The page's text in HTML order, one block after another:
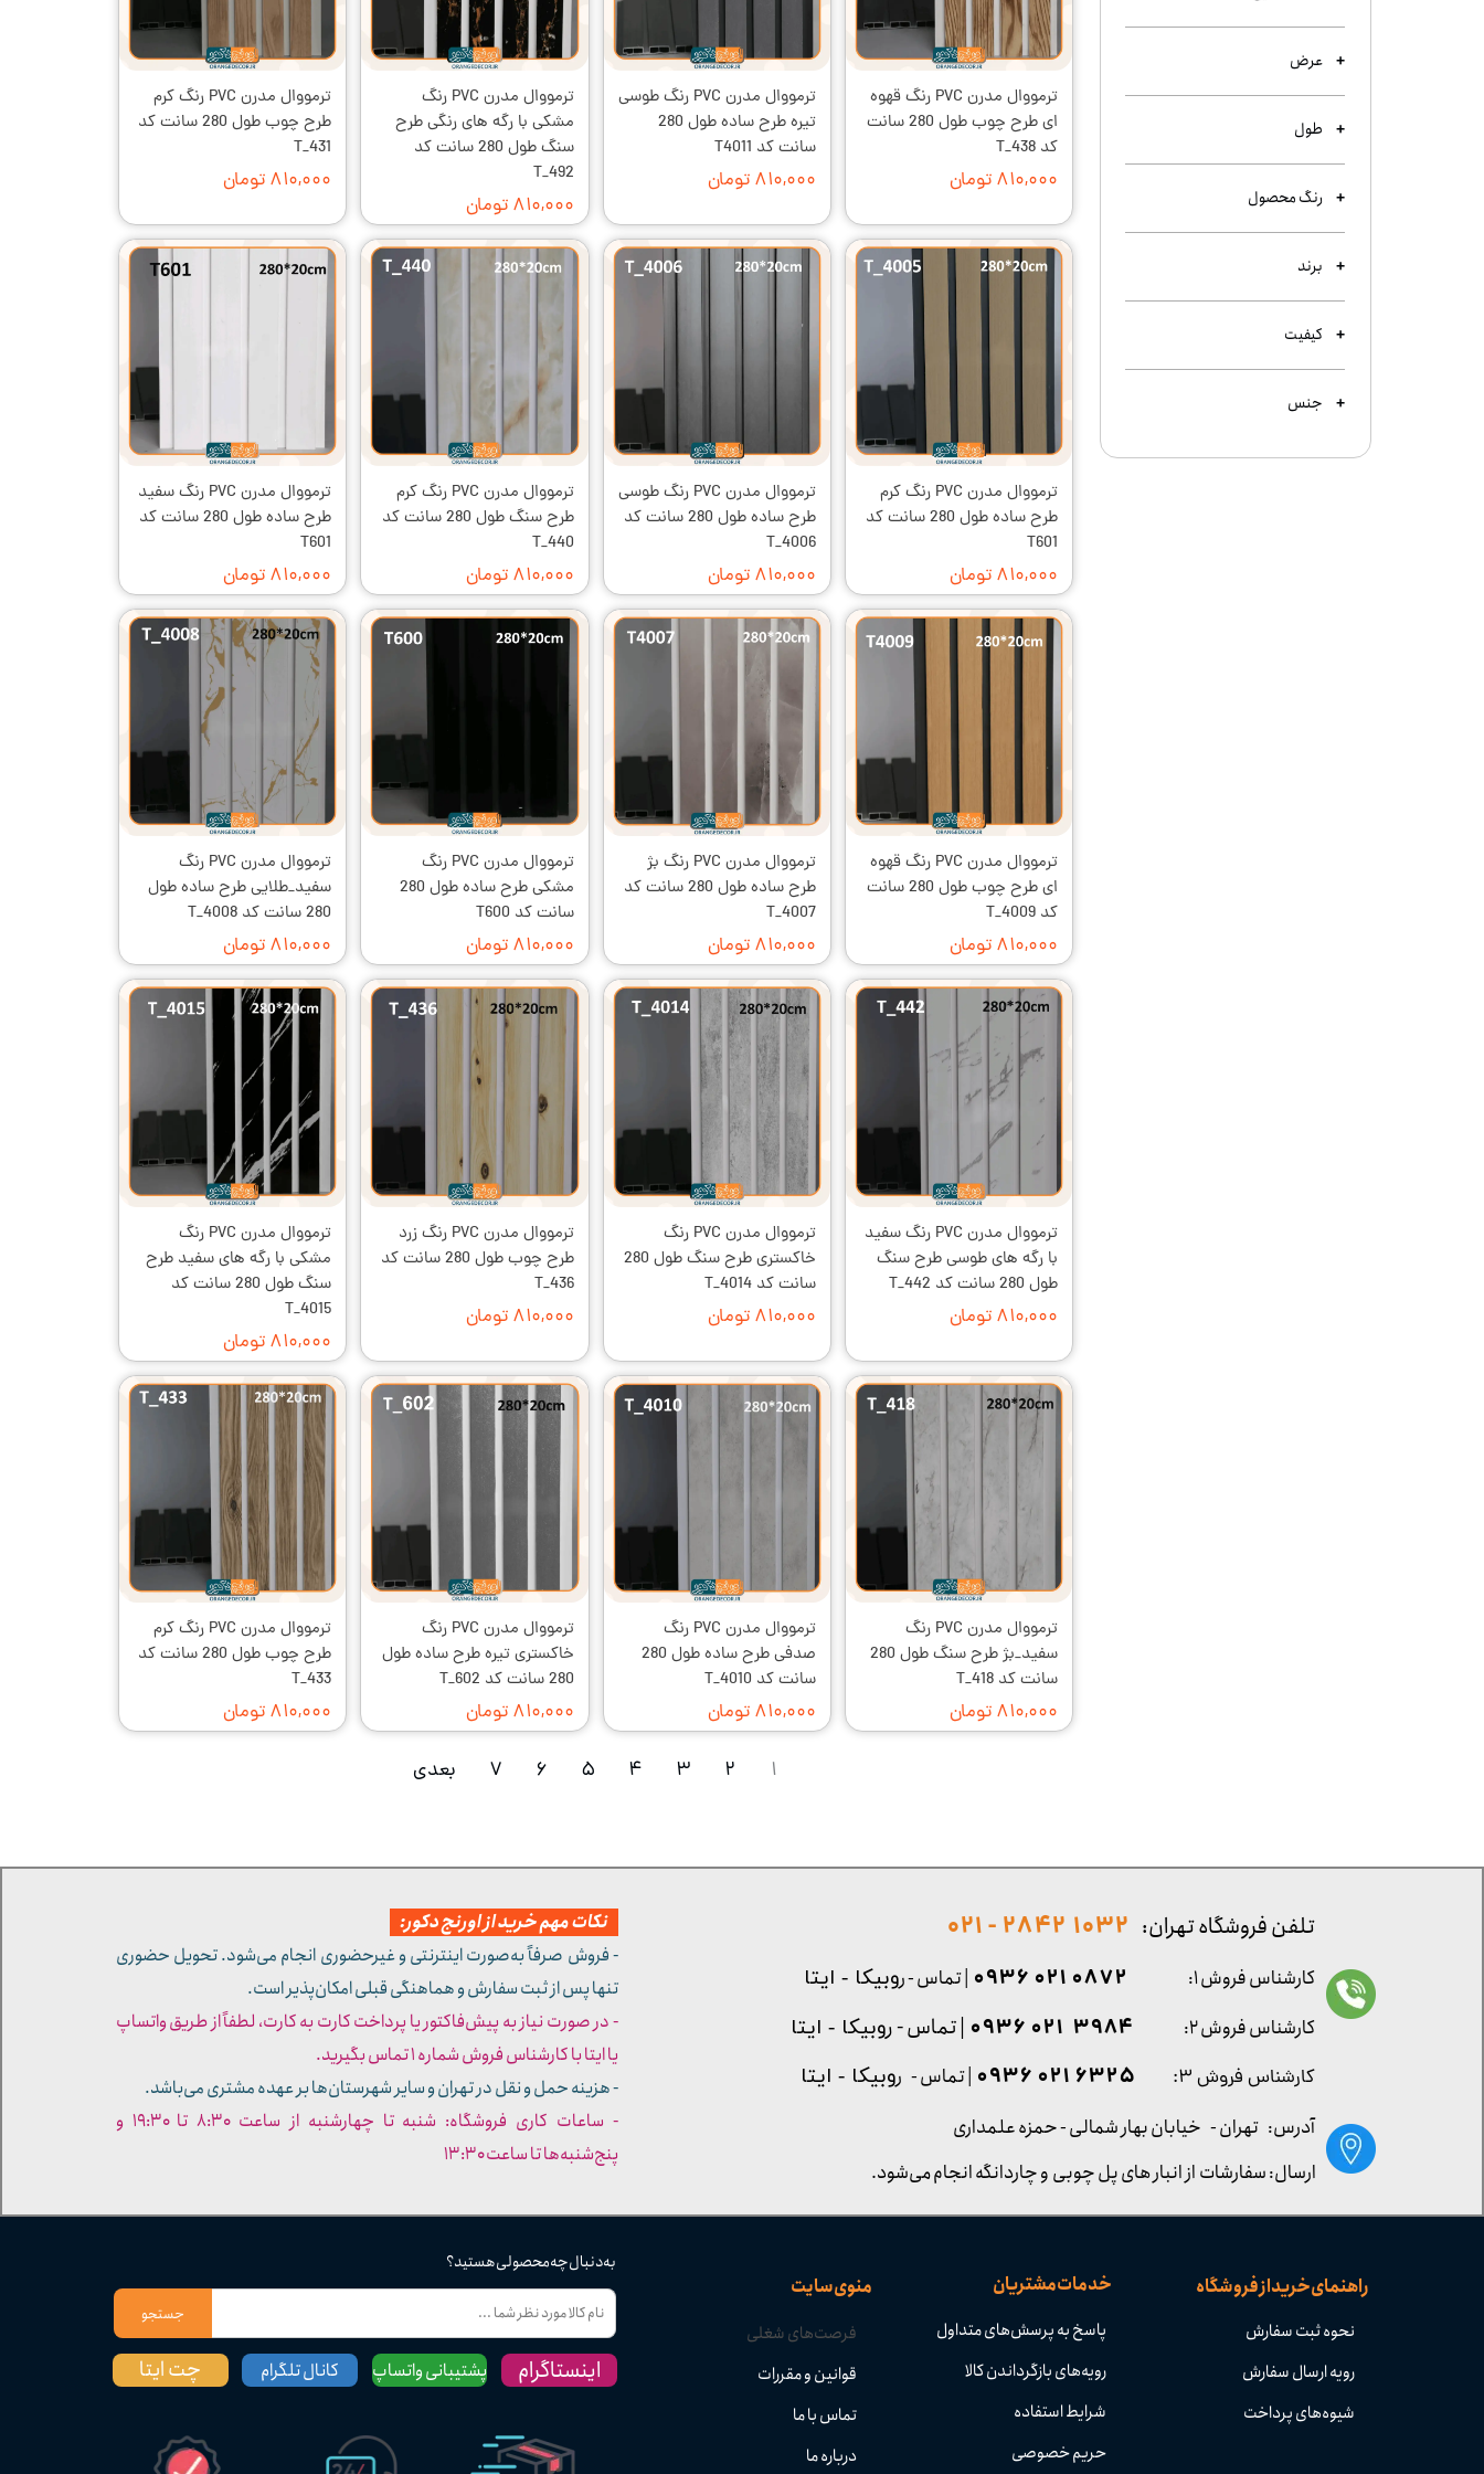
عرض
طول
رنگ محصول
برند
کیفیت
جنس
ترمووال مدرن PVC رنگ قهوه
ای طرح چوب طول 280 سانت
کد T_438
۸۱۰,۰۰۰ تومان
ترمووال مدرن PVC رنگ طوسی
تیره طرح ساده طول 280
سانت کد T4011
۸۱۰,۰۰۰ تومان
ترمووال مدرن PVC رنگ
مشکی با رگه های رنگی طرح
سنگ طول 280 سانت کد
T_492
۸۱۰,۰۰۰ تومان
ترمووال مدرن PVC رنگ کرم
طرح چوب طول 280 سانت کد
T_431
۸۱۰,۰۰۰ تومان
ترمووال مدرن PVC رنگ کرم
طرح ساده طول 280 سانت کد
T601
۸۱۰,۰۰۰ تومان
ترمووال مدرن PVC رنگ طوسی
طرح ساده طول 280 سانت کد
T_4006
۸۱۰,۰۰۰ تومان
ترمووال مدرن PVC رنگ کرم
طرح سنگ طول 280 سانت کد
T_440
۸۱۰,۰۰۰ تومان
ترمووال مدرن PVC رنگ سفید
طرح ساده طول 280 سانت کد
T601
۸۱۰,۰۰۰ تومان
ترمووال مدرن PVC رنگ قهوه
ای طرح چوب طول 280 سانت
کد T_4009
۸۱۰,۰۰۰ تومان
ترمووال مدرن PVC رنگ بژ
طرح ساده طول 280 سانت کد
T_4007
۸۱۰,۰۰۰ تومان
ترمووال مدرن PVC رنگ
مشکی طرح ساده طول 280
سانت کد T600
۸۱۰,۰۰۰ تومان
ترمووال مدرن PVC رنگ
سفید_طلایی طرح ساده طول
280 سانت کد T_4008
۸۱۰,۰۰۰ تومان
ترمووال مدرن PVC رنگ سفید
با رگه های طوسی طرح سنگ
طول 280 سانت کد T_442
۸۱۰,۰۰۰ تومان
ترمووال مدرن PVC رنگ
خاکستری طرح سنگ طول 280
سانت کد T_4014
۸۱۰,۰۰۰ تومان
ترمووال مدرن PVC رنگ زرد
طرح چوب طول 280 سانت کد
T_436
۸۱۰,۰۰۰ تومان
ترمووال مدرن PVC رنگ
مشکی با رگه های سفید طرح
سنگ طول 280 سانت کد
T_4015
۸۱۰,۰۰۰ تومان
ترمووال مدرن PVC رنگ
سفید_بژ طرح سنگ طول 280
سانت کد T_418
۸۱۰,۰۰۰ تومان
ترمووال مدرن PVC رنگ
صدفی طرح ساده طول 280
سانت کد T_4010
۸۱۰,۰۰۰ تومان
ترمووال مدرن PVC رنگ
خاکستری تیره طرح ساده طول
280 سانت کد T_602
۸۱۰,۰۰۰ تومان
ترمووال مدرن PVC رنگ کرم
طرح چوب طول 280 سانت کد
T_433
۸۱۰,۰۰۰ تومان
۱ ۲ ۳ ۴ ۵ ۶ ۷ بعدی
راهنمای خرید از فروشگاه
نحوه ثبت سفارش
رویه ارسال سفارش
شیوه‌های پرداخت
خدمات مشتریان
پاسخ به پرسش‌های متداول
رویه‌های بازگرداندن کالا
شرایط استفاده
حریم خصوصی
منوی سایت
فرصت‌های شغلی
قوانین و مقررات
تماس با ما
درباره ما
به دنبال چه محصولی هستید؟
جستجو
پشتیبانی واتساپ چت ایتا کانال تلگرام اینستاگرام
کارشناس فروش ۳: ۶۳۲۵ ۰۲۱ ۰۹۳۶ | تماس - روبیکا - ایتا
آدرس: تهران - خیابان بهار شمالی - حمزه علمداری
تلفن فروشگاه تهران: 1032 2842 - 021
نکات مهم خرید از اورنج دکور:
- فروش صرفاً به‌صورت اینترنتی و غیرحضوری انجام می‌شود. تحویل حضوری
تنها پس از ثبت سفارش و هماهنگی قبلی امکان‌پذیر است.
- در صورت نیاز به پیش‌فاکتور یا پرداخت کارت به کارت، لطفاً از طریق واتساپ
یا ایتا با کارشناس فروش شماره ۱ تماس بگیرید.
- هزینه حمل و نقل در تهران و سایر شهرستان‌ها بر عهده مشتری می‌باشد.
- ساعات کاری فروشگاه: شنبه تا چهارشنبه از ساعت ۸:۳۰ تا ۱۹:۳۰ و
پنج‌شنبه‌ها تا ساعت ۱۳:۳۰​​​​​​​
کارشناس فروش ۱: 0872 021 0936 | تماس - روبیکا - ایتا
کارشناس فروش ۲:
۳۹۸۴ ۰۲۱ ۰۹۳۶ | تماس - روبیکا - ایتا
ارسال: سفارشات از انبار های پل چوبی و چاردانگه انجام می‌شود.